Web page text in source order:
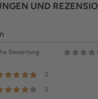
UND
Bewertung
0
0